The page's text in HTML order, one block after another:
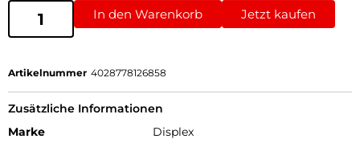
In den Warenkorb Jetzt kaufen
Artikelnummer 4028778126858
Zusätzliche Informationen
Marke
Displex